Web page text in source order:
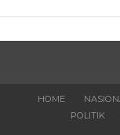
HOME
POLITIK